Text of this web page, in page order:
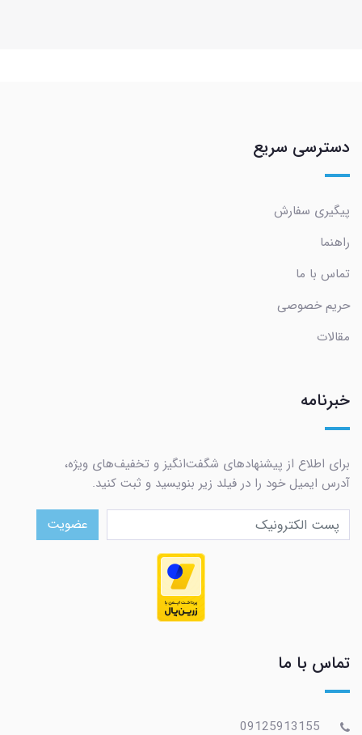
دسترسی سریع
پیگیری سفارش
راهنما
تماس با ما
حریم خصوصی
مقالات
خبرنامه
برای اطلاع از پیشنهادهای شگفت‌انگیز و تخفیف‌های ویژه،
آدرس ایمیل خود را در فیلد زیر بنویسید و ثبت کنید.
عضویت
تماس با ما